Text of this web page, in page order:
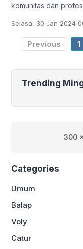
komunitas dan
Series (FFWS)
setelah menjadi
Selasa, 30 Jan 2024
Previous 1
Trending
300
Categories
Umum
Balap
Voly
Catur